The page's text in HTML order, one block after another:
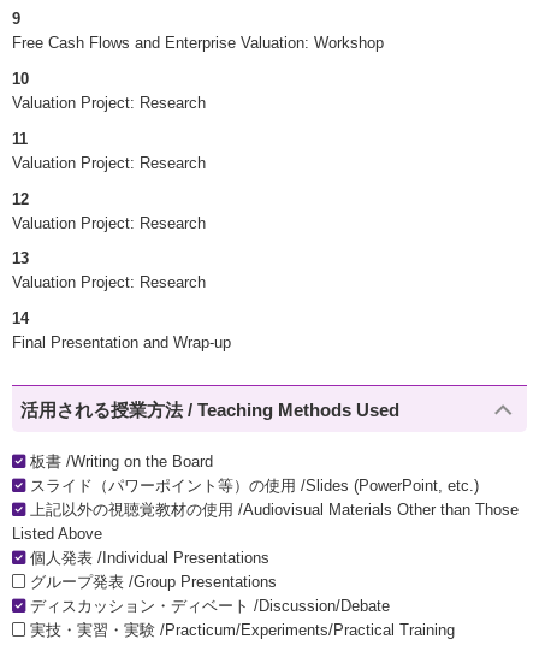
9
Free Cash Flows and Enterprise Valuation: Workshop
10
Valuation Project: Research
11
Valuation Project: Research
12
Valuation Project: Research
13
Valuation Project: Research
14
Final Presentation and Wrap-up
活用される授業方法 / Teaching Methods Used
板書 /Writing on the Board
スライド（パワーポイント等）の使用 /Slides (PowerPoint, etc.)
上記以外の視聴覚教材の使用 /Audiovisual Materials Other than Those
Listed Above
個人発表 /Individual Presentations
グループ発表 /Group Presentations
ディスカッション・ディベート /Discussion/Debate
実技・実習・実験 /Practicum/Experiments/Practical Training